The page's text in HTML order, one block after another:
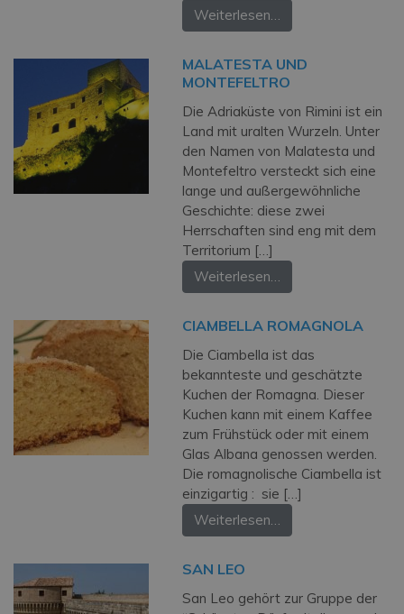
Weiterlesen…
MALATESTA UND
MONTEFELTRO
Die Adriaküste von Rimini ist ein
Land mit uralten Wurzeln. Unter
den Namen von Malatesta und
Montefeltro versteckt sich eine
lange und außergewöhnliche
Geschichte: diese zwei
Herrschaften sind eng mit dem
Territorium […]
Weiterlesen…
CIAMBELLA ROMAGNOLA
Die Ciambella ist das
bekannteste und geschätzte
Kuchen der Romagna. Dieser
Kuchen kann mit einem Kaffee
zum Frühstück oder mit einem
Glas Albana genossen werden.
Die romagnolische Ciambella ist
einzigartig : sie […]
Weiterlesen…
SAN LEO
San Leo gehört zur Gruppe der